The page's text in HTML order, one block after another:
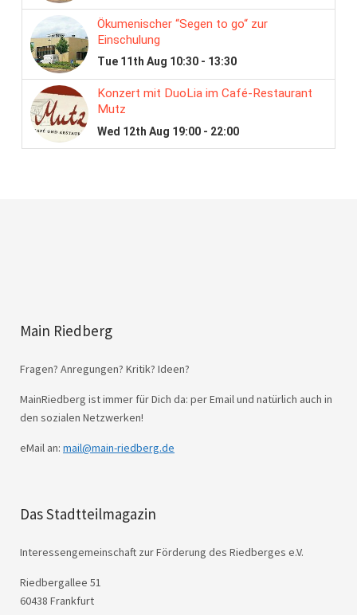
Main Riedberg
Fragen? Anregungen? Kritik? Ideen?
MainRiedberg ist immer für Dich da: per Email und natürlich auch in
den sozialen Netzwerken!
eMail an: mail@main-riedberg.de
Das Stadtteilmagazin
Interessengemeinschaft zur Förderung des Riedberges e.V.
Riedbergallee 51
60438 Frankfurt